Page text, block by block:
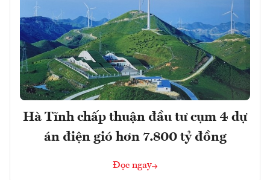
Hà Tĩnh chấp thuận đầu tư cụm 4 dự
án điện gió hơn 7.800 tỷ đồng
Đọc ngay